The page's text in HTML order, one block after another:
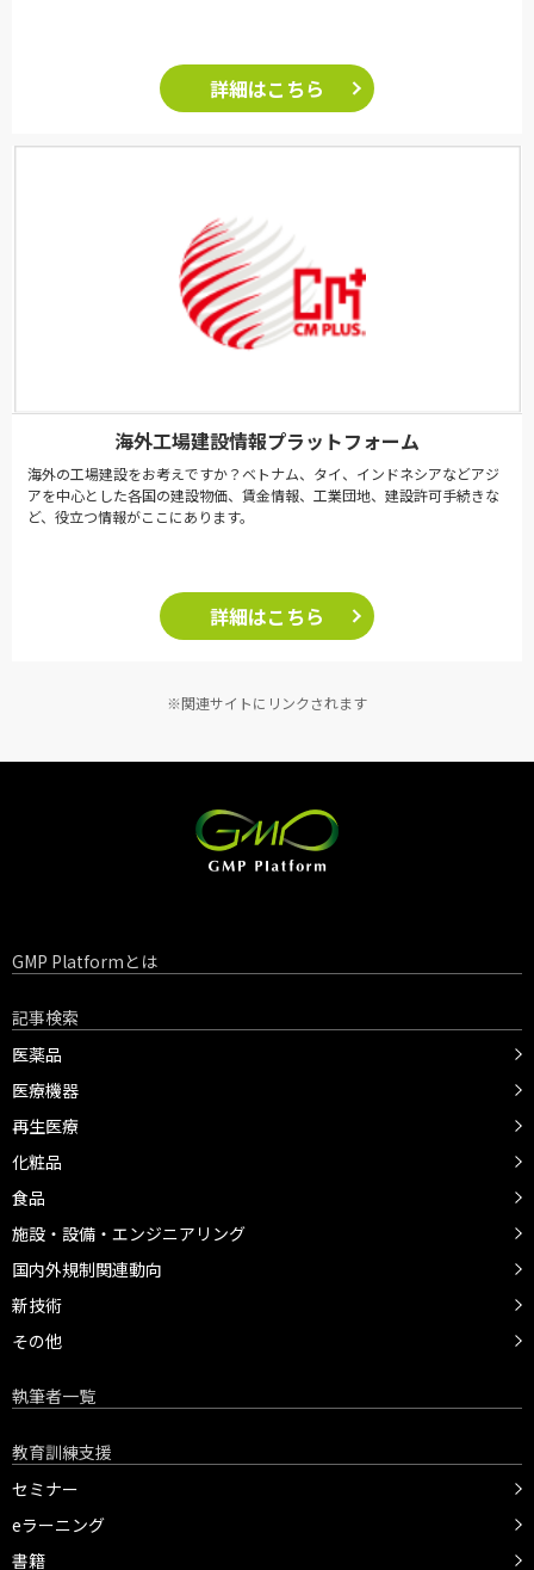
詳細はこちら
海外工場建設情報プラットフォーム
海外の工場建設をお考えですか？ベトナム、タイ、インドネシアなどアジ
アを中心とした各国の建設物価、賃金情報、工業団地、建設許可手続きな
ど、役立つ情報がここにあります。
詳細はこちら
※関連サイトにリンクされます
GMP Platformとは
記事検索
医薬品
医療機器
再生医療
化粧品
食品
施設・設備・エンジニアリング
国内外規制関連動向
新技術
その他
執筆者一覧
教育訓練支援
セミナー
eラーニング
書籍